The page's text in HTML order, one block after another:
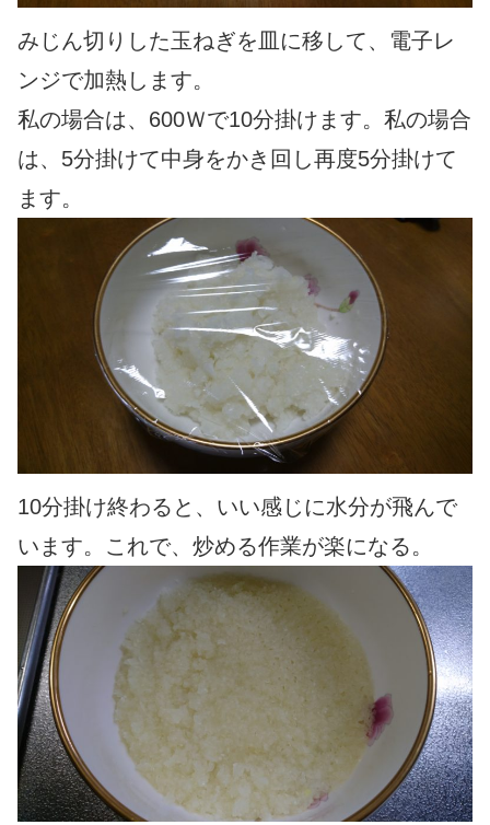
みじん切りした玉ねぎを皿に移して、電子レ
ンジで加熱します。
私の場合は、600Ｗで10分掛けます。私の場合
は、5分掛けて中身をかき回し再度5分掛けて
ます。
10分掛け終わると、いい感じに水分が飛んで
います。これで、炒める作業が楽になる。